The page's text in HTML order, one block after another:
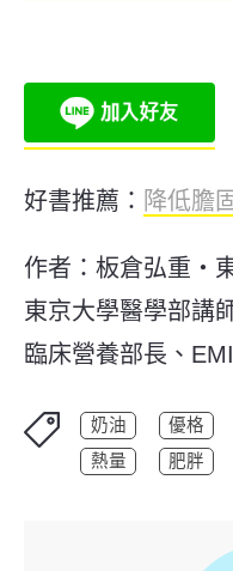
好書推薦： 降低膽
作者：板倉弘重・
東京大學醫學部講
臨床營養部長、
奶油 優格
熱量
肥胖